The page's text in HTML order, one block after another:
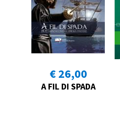
€ 26,00
A FIL DI SPADA